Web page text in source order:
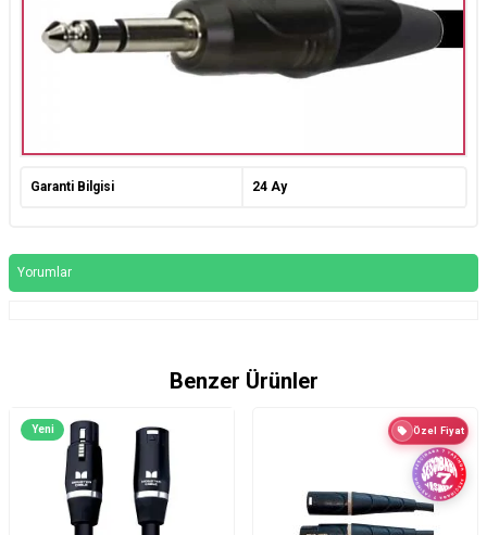
Garanti Bilgisi 24 Ay
Yorumlar
Benzer Ürünler
Yeni Özel Fiyat